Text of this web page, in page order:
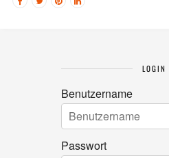
LOGIN
Benutzername
Passwort